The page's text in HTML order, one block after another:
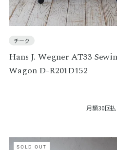
チーク
Hans J. Wegner AT33
Wagon D-R201D152
月額30回
SOLD OUT